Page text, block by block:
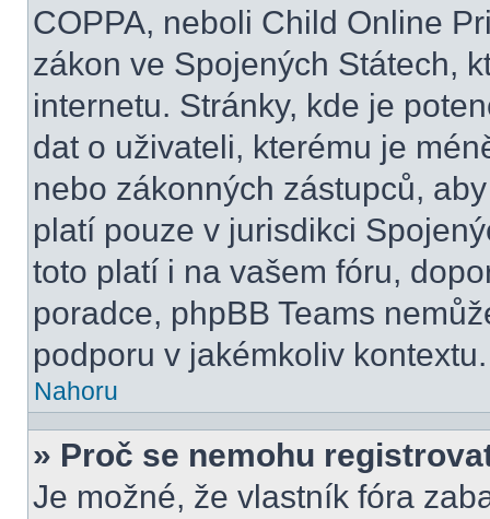
COPPA, neboli Child Online
zákon ve Spojených Státech,
internetu. Stránky, kde je
dat o uživateli, kterému je
nebo zákonných zástupců,
platí pouze v jurisdikci
toto platí i na vašem fóru,
poradce, phpBB Teams
podporu v jakémkoliv kontextu.
Nahoru
» Proč se nemohu
Je možné, že vlastník fóra